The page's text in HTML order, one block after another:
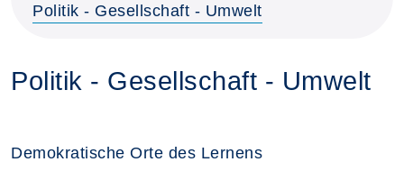
Politik - Gesellschaft - Umwelt
Politik - Gesellschaft - Umwelt
Demokratische Orte des Lernens